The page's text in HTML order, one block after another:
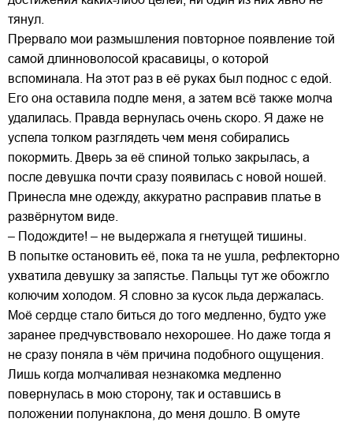
тянул.
Прервало мои размышления повторное появление той
самой длинноволосой красавицы, о которой
вспоминала. На этот раз в её руках был поднос с едой.
Его она оставила подле меня, а затем всё также молча
удалилась. Правда вернулась очень скоро. Я даже не
успела толком разглядеть чем меня собирались
покормить. Дверь за её спиной только закрылась, а
после девушка почти сразу появилась с новой ношей.
Принесла мне одежду, аккуратно расправив платье в
развёрнутом виде.
– Подождите! – не выдержала я гнетущей тишины.
В попытке остановить её, пока та не ушла, рефлекторно
ухватила девушку за запястье. Пальцы тут же обожгло
колючим холодом. Я словно за кусок льда держалась.
Моё сердце стало биться до того медленно, будто уже
заранее предчувствовало нехорошее. Но даже тогда я
не сразу поняла в чём причина подобного ощущения.
Лишь когда молчаливая незнакомка медленно
повернулась в мою сторону, так и оставшись в
положении полунаклона, до меня дошло. В омуте